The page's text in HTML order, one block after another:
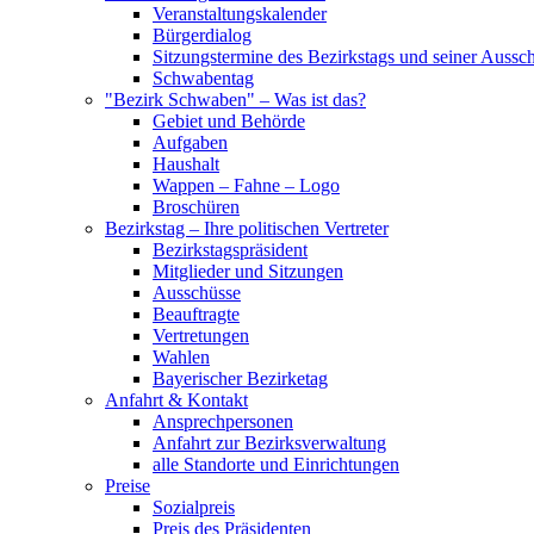
Veranstaltungskalender
Bürgerdialog
Sitzungstermine des Bezirkstags und seiner
Schwabentag
"Bezirk Schwaben" – Was ist das?
Gebiet und Behörde
Aufgaben
Haushalt
Wappen – Fahne – Logo
Broschüren
Bezirkstag – Ihre politischen Vertreter
Bezirkstagspräsident
Mitglieder und Sitzungen
Ausschüsse
Beauftragte
Vertretungen
Wahlen
Bayerischer Bezirketag
Anfahrt & Kontakt
Ansprechpersonen
Anfahrt zur Bezirksverwaltung
alle Standorte und Einrichtungen
Preise
Sozialpreis
Preis des Präsidenten